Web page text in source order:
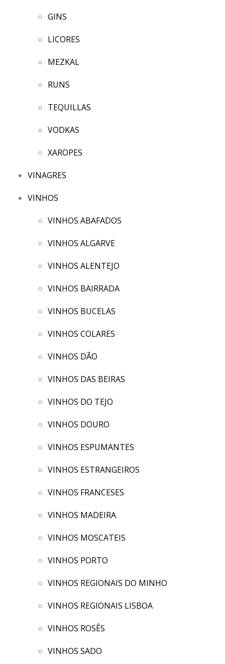
GINS
LICORES
MEZKAL
RUNS
TEQUILLAS
VODKAS
XAROPES
VINAGRES
VINHOS
VINHOS ABAFADOS
VINHOS ALGARVE
VINHOS ALENTEJO
VINHOS BAIRRADA
VINHOS BUCELAS
VINHOS COLARES
VINHOS DÃO
VINHOS DAS BEIRAS
VINHOS DO TEJO
VINHOS DOURO
VINHOS ESPUMANTES
VINHOS ESTRANGEIROS
VINHOS FRANCESES
VINHOS MADEIRA
VINHOS MOSCATEIS
VINHOS PORTO
VINHOS REGIONAIS DO MINHO
VINHOS REGIONAIS LISBOA
VINHOS ROSÊS
VINHOS SADO